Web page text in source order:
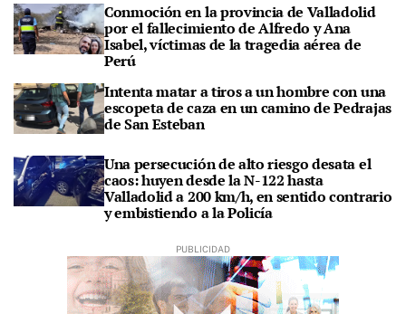
Conmoción en la provincia de Valladolid
por el fallecimiento de Alfredo y Ana
Isabel, víctimas de la tragedia aérea de
Perú
Intenta matar a tiros a un hombre con una
escopeta de caza en un camino de Pedrajas
de San Esteban
Una persecución de alto riesgo desata el
caos: huyen desde la N-122 hasta
Valladolid a 200 km/h, en sentido contrario
y embistiendo a la Policía